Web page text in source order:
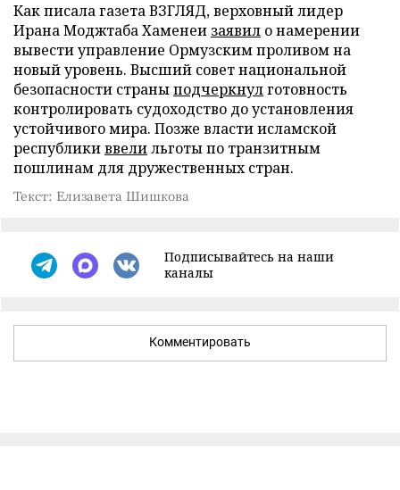
Как писала газета ВЗГЛЯД, верховный лидер
Ирана Моджтаба Хаменеи заявил о намерении
вывести управление Ормузским проливом на
новый уровень. Высший совет национальной
безопасности страныподчеркнулготовность
контролировать судоходство до установления
устойчивого мира. Позже власти исламской
республикиввелильготы по транзитным
пошлинам для дружественных стран.
Текст: Елизавета Шишкова
Подписывайтесь на наши
каналы
Комментировать